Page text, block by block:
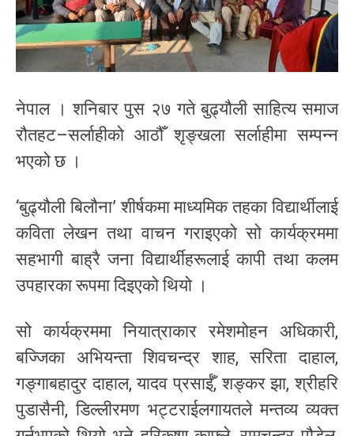
नेपाल । शनिबार पुस २७ गते बुढ्यौली साहित्य समाज
रौतहट–सर्लाहीको आठौँ शृङ्खला सर्लाहीमा सम्पन्न
भएको छ ।
‘बुढ्यौली बिलौना’ शीर्षकमा माध्यमिक तहका विद्यार्थीलाई
कविता लेखन तथा वाचन गराइएको सो कार्यक्रममा
सहभागी बाह्रै जना विद्यार्थीहरूलाई कापी तथा कलम
उपहारका रूपमा दिइएको थियो ।
सो कार्यक्रममा नियात्राकार रमेशमोहन अधिकारी,
बज्जिका अभियन्ता शिवचन्द्र शाह, सरिता दाहाल,
गङ्गाबहादुर दाहाल, यादव प्रसाईँ, शङ्कर झा, श्रीहरि
पुडासैनी, डिल्लीरमण भट्टराईलगायतले मन्तव्य व्यक्त